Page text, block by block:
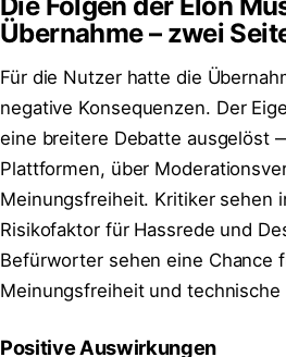
Übernahme – zwei
Für die Nutzer hatte die
negative Konsequenzen. Der
eine breitere Debatte ausgelöst
Plattformen, über
Meinungsfreiheit. Kritiker sehen
Risikofaktor für Hassrede und
Befürworter sehen eine Chance
Meinungsfreiheit und technische
Positive Auswirkungen